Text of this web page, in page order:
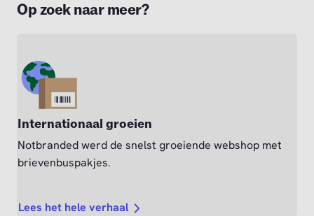
Op zoek naar meer?
Internationaal groeien
Notbranded werd de snelst groeiende webshop met
brievenbuspakjes.
Lees het hele verhaal